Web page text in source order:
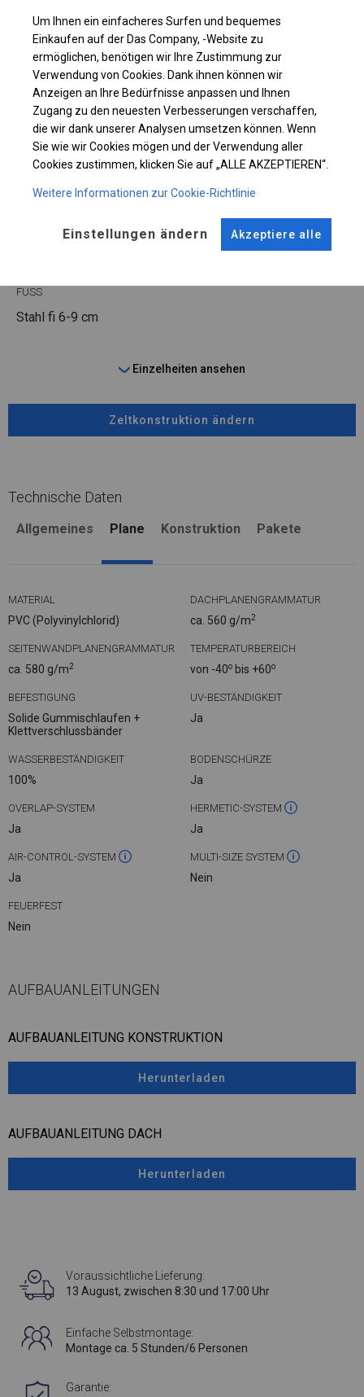
Plane ändern
KONSTRUKTION
ANSCHLÜSSE
FUSS
Stahl fi 6-9 cm
Einzelheiten ansehen
Zeltkonstruktion ändern
Technische Daten
Allgemeines Plane Konstruktion Pakete
MATERIAL
PVC (Polyvinylchlorid)
DACHPLANENGRAMMATUR
ca. 560 g/m2
SEITENWANDPLANENGRAMMATUR
ca. 580 g/m2
TEMPERATURBEREICH
von -40o bis +60o
BEFESTIGUNG
Solide Gummischlaufen +
Klettverschlussbänder
UV-BESTÄNDIGKEIT
Ja
WASSERBESTÄNDIGKEIT
100%
BODENSCHÜRZE
Ja
OVERLAP-SYSTEM
Ja
HERMETIC-SYSTEM
Ja
AIR-CONTROL-SYSTEM
Ja
MULTI-SIZE SYSTEM
Nein
FEUERFEST
Nein
AUFBAUANLEITUNGEN
AUFBAUANLEITUNG KONSTRUKTION
Herunterladen
AUFBAUANLEITUNG DACH
Herunterladen
Voraussichtliche Lieferung:
13 August, zwischen 8:30 und 17:00 Uhr
Einfache Selbstmontage:
Montage ca. 5 Stunden/6 Personen
Garantie:
Um Ihnen ein einfacheres Surfen und bequemes
Einkaufen auf der Das Company, -Website zu
ermöglichen, benötigen wir Ihre Zustimmung zur
Verwendung von Cookies. Dank ihnen können wir
Anzeigen an Ihre Bedürfnisse anpassen und Ihnen
Zugang zu den neuesten Verbesserungen verschaffen,
die wir dank unserer Analysen umsetzen können. Wenn
Sie wie wir Cookies mögen und der Verwendung aller
Cookies zustimmen, klicken Sie auf „ALLE AKZEPTIEREN“.
Weitere Informationen zur Cookie-Richtlinie
Einstellungen ändern Akzeptiere alle